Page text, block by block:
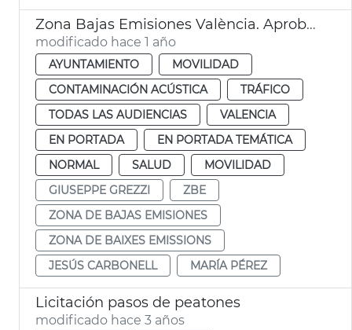
Zona Bajas Emisiones València. Aprobación por el Pleno
modificado hace 1 año
AYUNTAMIENTO
MOVILIDAD
CONTAMINACIÓN ACÚSTICA
TRÁFICO
TODAS LAS AUDIENCIAS
VALENCIA
EN PORTADA
EN PORTADA TEMÁTICA
NORMAL
SALUD
MOVILIDAD
GIUSEPPE GREZZI
ZBE
ZONA DE BAJAS EMISIONES
ZONA DE BAIXES EMISSIONS
JESÚS CARBONELL
MARÍA PÉREZ
Licitación pasos de peatones
modificado hace 3 años